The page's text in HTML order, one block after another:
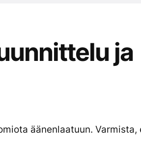
ja
äänenlaatuun. Varmista,